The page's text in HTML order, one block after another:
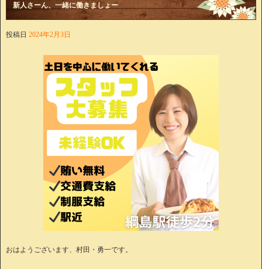
新人さーん、一緒に働きましょー
投稿日 2024年2月3日
おはようございます、村田・勇一です。